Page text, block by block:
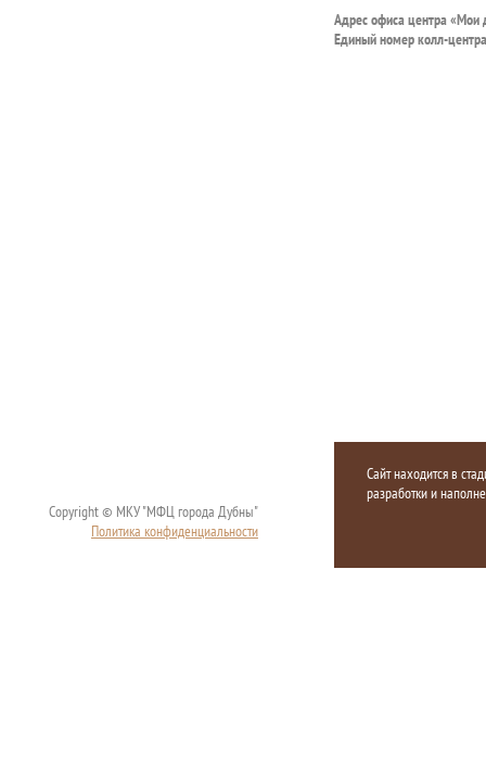
Адрес офиса центра «Мои
Единый номер колл-
Copyright © МКУ "МФЦ города Дубны"
Политика конфиденциальности
Сайт находится в
разработки и